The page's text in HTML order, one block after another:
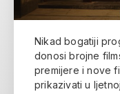
Nikad bogatiji
donosi brojne
premijere i nove
prikazivati u